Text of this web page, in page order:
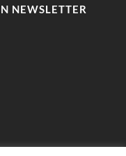
NEWSLETTER